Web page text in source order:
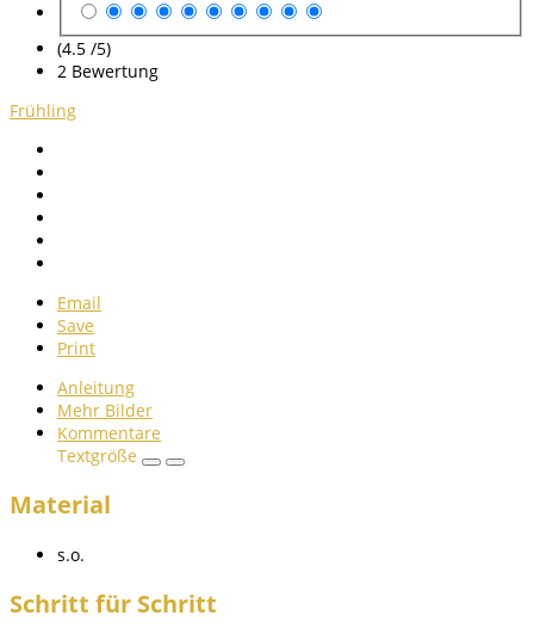
(4.5 /5)
2 Bewertung
Frühling
Email
Save
Print
Anleitung
Mehr Bilder
Kommentare
Textgröße
Material
s.o.
Schritt für Schritt